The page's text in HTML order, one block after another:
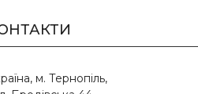
м. Тернопіль,